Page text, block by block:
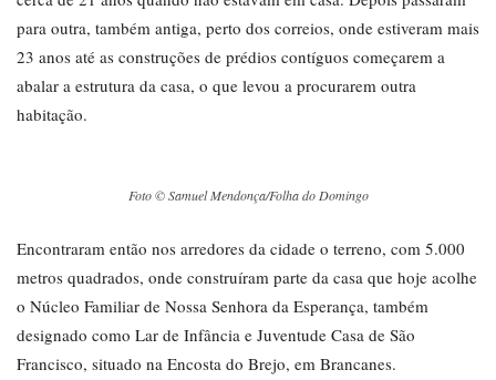
para outra, também antiga, perto dos correios, onde estiveram mais
23 anos até as construções de prédios contíguos começarem a
abalar a estrutura da casa, o que levou a procurarem outra
habitação.
Foto © Samuel Mendonça/Folha do Domingo
Encontraram então nos arredores da cidade o terreno, com 5.000
metros quadrados, onde construíram parte da casa que hoje acolhe
o Núcleo Familiar de Nossa Senhora da Esperança, também
designado como Lar de Infância e Juventude Casa de São
Francisco, situado na Encosta do Brejo, em Brancanes.